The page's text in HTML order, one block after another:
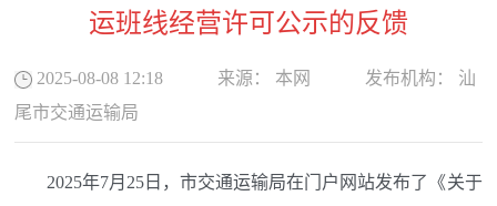
运班线经营许可公示的反馈
2025-08-08 12:18 来源： 本网 发布机构：
汕
尾市交通运输局
2025年7月25日，市交通运输局在门户网站发布了《关于